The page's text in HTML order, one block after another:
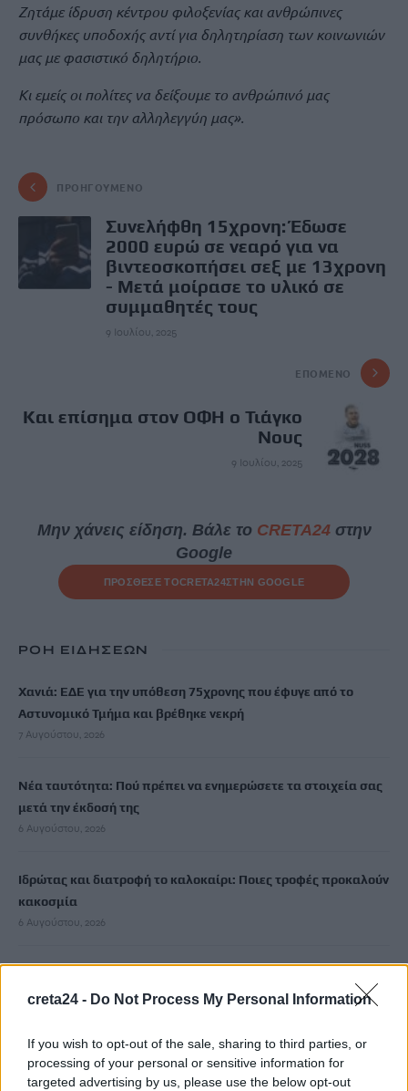
creta24 - Do Not Process My Personal Information
If you wish to opt-out of the sale, sharing to third parties, or
processing of your personal or sensitive information for
targeted advertising by us, please use the below opt-out
Ζητάμε ίδρυση κέντρου φιλοξενίας και ανθρώπινες
συνθήκες υποδοχής αντί για δηλητηρίαση των κοινωνιών
μας με φασιστικό δηλητήριο.
Κι εμείς οι πολίτες να δείξουμε το ανθρώπινό μας
πρόσωπο και την αλληλεγγύη μας».
ΠΡΟΗΓΟΎΜΕΝΟ
Συνελήφθη 15χρονη: Έδωσε
2000 ευρώ σε νεαρό για να
βιντεοσκοπήσει σεξ με 13χρονη
- Μετά μοίρασε το υλικό σε
συμμαθητές τους
9 Ιουλίου, 2025
ΕΠΌΜΕΝΟ
Και επίσημα στον ΟΦΗ ο Τιάγκο
Νους
9 Ιουλίου, 2025
Μην χάνεις είδηση. Βάλε το CRETA24στην
Google
ΠΡΟΣΘΕΣΕ ΤΟCRETA24ΣΤΗΝ GOOGLE
ΡΟΗ ΕΙΔΗΣΕΩΝ
Χανιά: ΕΔΕ για την υπόθεση 75χρονης που έφυγε από το
Αστυνομικό Τμήμα και βρέθηκε νεκρή
7 Αυγούστου, 2026
Νέα ταυτότητα: Πού πρέπει να ενημερώσετε τα στοιχεία σας
μετά την έκδοσή της
6 Αυγούστου, 2026
Ιδρώτας και διατροφή το καλοκαίρι: Ποιες τροφές προκαλούν
κακοσμία
6 Αυγούστου, 2026
χρηματοδοτήσεις
Νέα χρηματοδότηση 1,5 εκατ. ευρώ για διαπλάτυνση του